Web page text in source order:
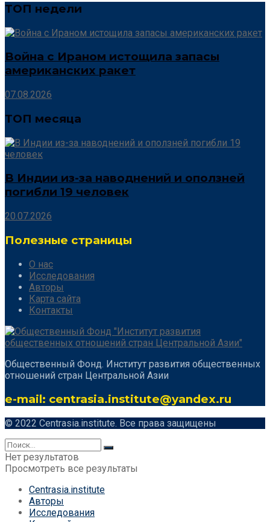
ТОП недели
Война с Ираном истощила запасы
американских ракет
07.08.2026
ТОП месяца
В Индии из-за наводнений и оползней
погибли 19 человек
20.07.2026
Полезные страницы
О нас
Исследования
Авторы
Карта сайта
Контакты
Общественный Фонд. Институт развития общественных
отношений стран Центральной Азии
e-mail: centrasia.institute@yandex.ru
© 2022 Centrasia.institute. Все права защищены
Нет результатов
Просмотреть все результаты
Centrasia.institute
Авторы
Исследования